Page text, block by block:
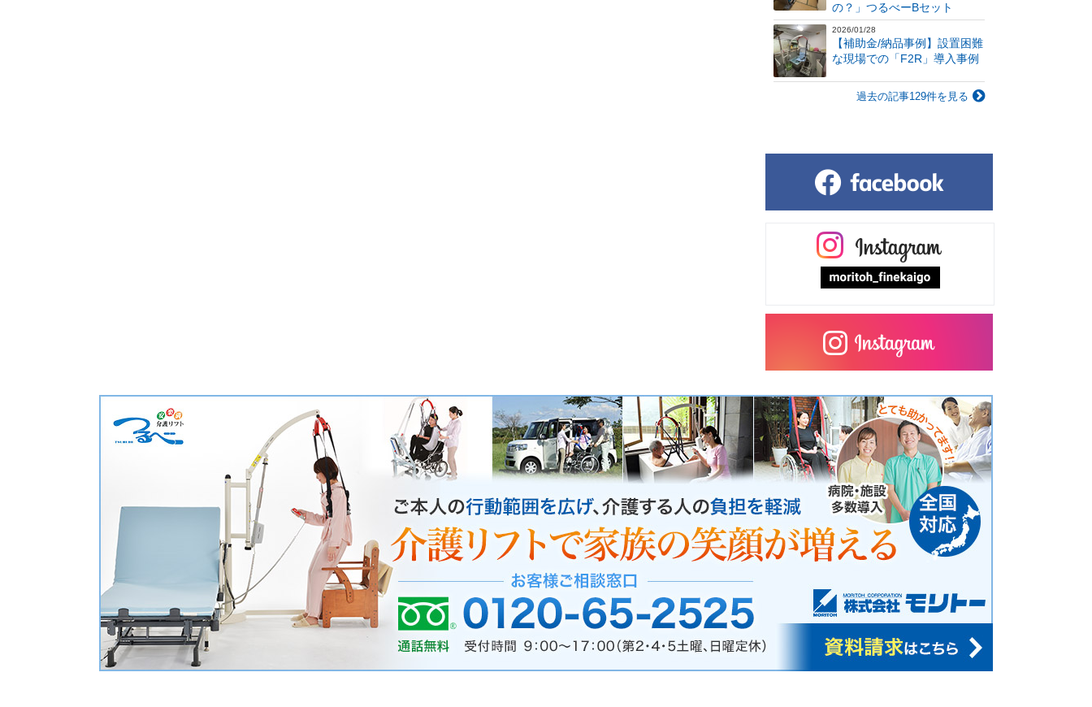
の？」つるべーBセット
2026/01/28
【補助金/納品事例】設置困難
な現場での「F2R」導入事例
過去の記事129件を見る